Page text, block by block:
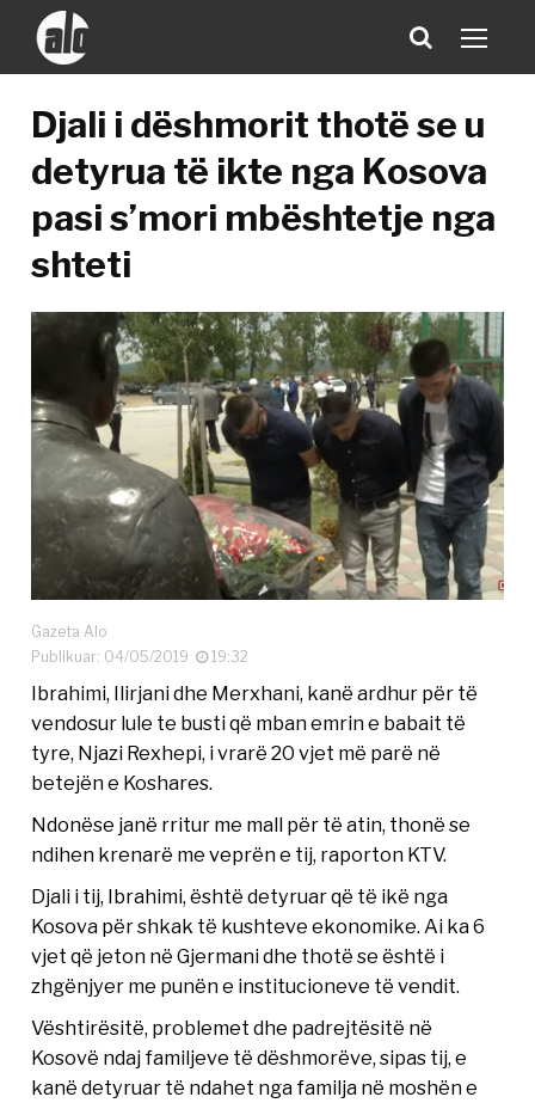
Djali i dëshmorit thotë se u
detyrua të ikte nga Kosova
pasi s’mori mbështetje nga
shteti
Gazeta Alo
Publikuar: 04/05/2019
19:32
Ibrahimi, Ilirjani dhe Merxhani, kanë ardhur për të
vendosur lule te busti që mban emrin e babait të
tyre, Njazi Rexhepi, i vrarë 20 vjet më parë në
betejën e Koshares.
Ndonëse janë rritur me mall për të atin, thonë se
ndihen krenarë me veprën e tij, raporton KTV.
Djali i tij, Ibrahimi, është detyruar që të ikë nga
Kosova për shkak të kushteve ekonomike. Ai ka 6
vjet që jeton në Gjermani dhe thotë se është i
zhgënjyer me punën e institucioneve të vendit.
Vështirësitë, problemet dhe padrejtësitë në
Kosovë ndaj familjeve të dëshmorëve, sipas tij, e
kanë detyruar të ndahet nga familja në moshën e